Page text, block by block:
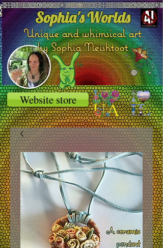
Sophia's Worlds
Unique and whimsical art
by Sophia Neishtoot
Website store